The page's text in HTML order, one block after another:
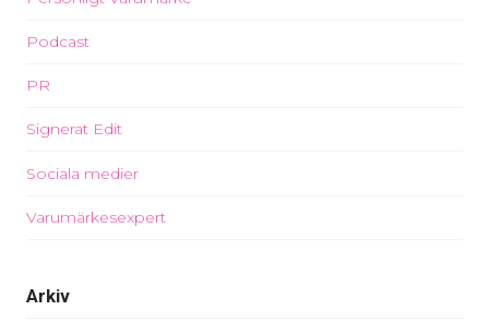
Podcast
PR
Signerat Edit
Sociala medier
Varumärkesexpert
Arkiv